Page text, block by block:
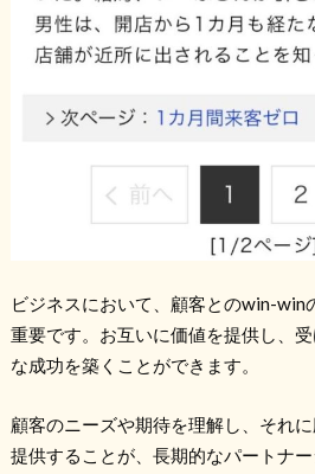
ビジネスにおいて、顧客とのwin-win
重要です。お互いに価値を提供し、
な成功を築くことができます。
顧客のニーズや期待を理解し、それ
提供することが、長期的なパートナ